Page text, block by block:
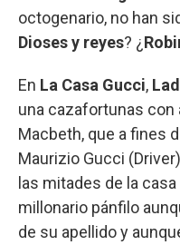
octogenario, no han
Dioses y reyes? ¿
En La Casa Gucci,
una cazafortunas con
Macbeth, que a fines
Maurizio Gucci
las mitades de la
millonario pánfilo
de su apellido y